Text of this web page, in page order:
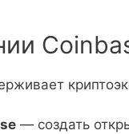
— создать